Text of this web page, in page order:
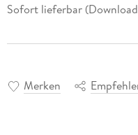
Sofort lieferbar
Merken